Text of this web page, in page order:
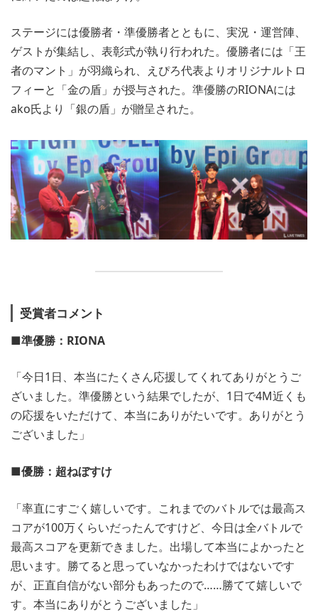
ステージには優勝者・準優勝者とともに、実況・運営陣、
ゲストが集結し、表彰式が執り行われた。優勝者には「王
者のマント」が羽織られ、えぴろ代表よりオリジナルトロ
フィーと「金の盾」が授与された。準優勝のRIONAには
ako氏より「銀の盾」が贈呈された。
受賞者コメント
■準優勝：RIONA
「今日1日、本当にたくさん応援してくれてありがとうご
ざいました。準優勝という結果でしたが、1日で4M近くも
の応援をいただけて、本当にありがたいです。ありがとう
ございました」
■優勝：超ねぼすけ
「率直にすごく嬉しいです。これまでのバトルでは最高ス
コアが100万くらいだったんですけど、今日は全バトルで
最高スコアを更新できました。出場して本当によかったと
思います。勝てると思っていなかったわけではないです
が、正直自信がない部分もあったので……勝てて嬉しいで
す。本当にありがとうございました」